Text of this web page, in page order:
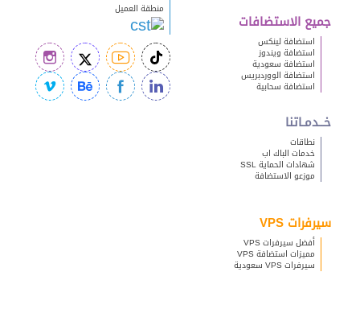
جميع الاستضافات
استضافة لينكس
استضافة ويندوز
استضافة سعودية
استضافة الووردبريس
استضافة سحابية
خــدمـاتنا
نطاقات
خدمات الباك اب
شهادات الحماية SSL
موزعو الاستضافة
سيرفرات VPS
أفضل سيرفرات VPS
مميزات استضافة VPS
سيرفرات VPS سعودية
منطقة العميل